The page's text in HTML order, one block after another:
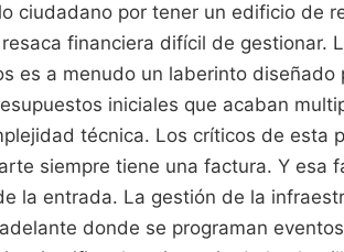
ciudadano por tener un edificio de
financiera difícil de gestionar.
es a menudo un laberinto diseñado
iniciales que acaban
técnica. Los críticos de esta
siempre tiene una factura. Y esa
la entrada. La gestión de la
donde se programan